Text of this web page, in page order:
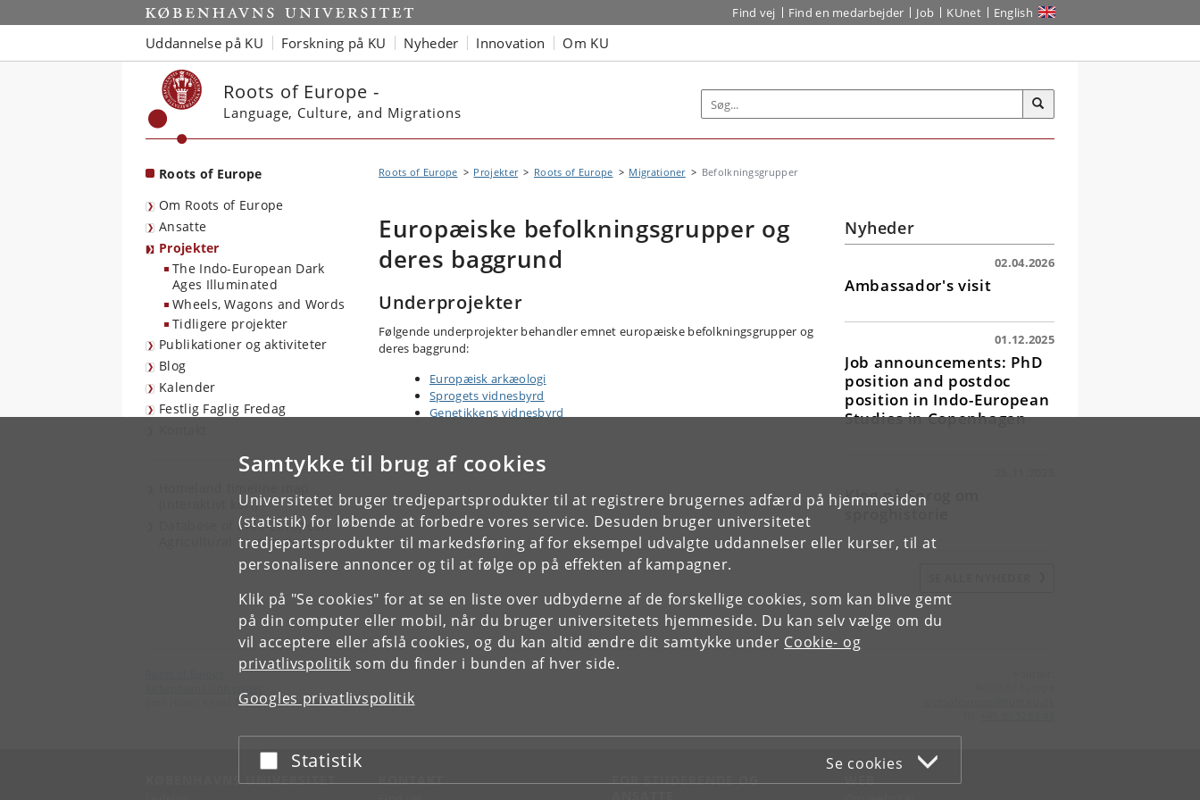
Samtykke til brug af cookies
Universitetet bruger tredjepartsprodukter til at registrere brugernes adfærd på hjemmesiden
(statistik) for løbende at forbedre vores service. Desuden bruger universitetet
tredjepartsprodukter til markedsføring af for eksempel udvalgte uddannelser eller kurser, til at
personalisere annoncer og til at følge op på effekten af kampagner.
Klik på "Se cookies" for at se en liste over udbyderne af de forskellige cookies, som kan blive gemt
på din computer eller mobil, når du bruger universitetets hjemmeside. Du kan selv vælge om du
vil acceptere eller afslå cookies, og du kan altid ændre dit samtykke under Cookie- og
privatlivspolitik som du finder i bunden af hver side.
Googles privatlivspolitik
Acceptér eller afslå
Statistik Se cookies
Start Find vej Find en medarbejder Job KUnet English
Uddannelse på KU Forskning på KU Nyheder Innovation Om KU
Roots of Europe -
Language, Culture, and Migrations
Roots of Europe
Om Roots of Europe
Ansatte
Projekter
The Indo-European Dark
Ages Illuminated
Wheels, Wagons and Words
Tidligere projekter
Publikationer og aktiviteter
Blog
Kalender
Festlig Faglig Fredag
(interaktivt kort)
Database of Indo-European
Agricultural Terminology
Roots of Europe Projekter Roots of Europe Migrationer Befolkningsgrupper
Europæiske befolkningsgrupper og
deres baggrund
Underprojekter
Følgende underprojekter behandler emnet europæiske befolkningsgrupper og
deres baggrund:
Europæisk arkæologi
Sprogets vidnesbyrd
Genetikkens vidnesbyrd
Nyheder
02.04.2026
Ambassador's visit
01.12.2025
Job announcements: PhD
position and postdoc
position in Indo-European
Studies in Copenhagen
Klog på Sprog om
Emil Holms Kanal 2, 2300 København S
KØBENHAVNS UNIVERSITET KONTAKT
FOR STUDERENDE OG
WEB